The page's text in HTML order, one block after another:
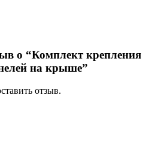
о “Комплект крепления
на крыше”
отзыв.